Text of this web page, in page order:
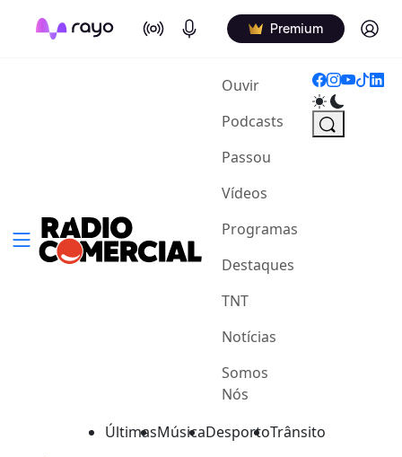
On Air Podcasts Premium Log in
Ouvir(current)
Podcasts
Passou
Vídeos
Programas
Destaques
TNT
Notícias
Somos
Nós
ÚltimasMúsicaDesportoTrânsito